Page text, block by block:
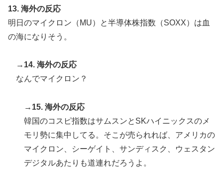
13. 海外の反応
明日のマイクロン（MU）と半導体株指数（SOXX）は血
の海になりそう。
→14. 海外の反応
なんでマイクロン？
→15. 海外の反応
韓国のコスピ指数はサムスンとSKハイニックスのメ
モリ勢に集中してる。そこが売られれば、アメリカの
マイクロン、シーゲイト、サンディスク、ウェスタン
デジタルあたりも道連れだろうよ。